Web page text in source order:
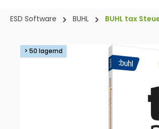
ESD Software BUHL BUHL tax
Bildergalerie überspringen
> 50 lagernd